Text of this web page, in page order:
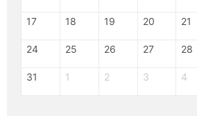
17 18 19 20 21
24 25 26 27 28
31 1 2 3 4